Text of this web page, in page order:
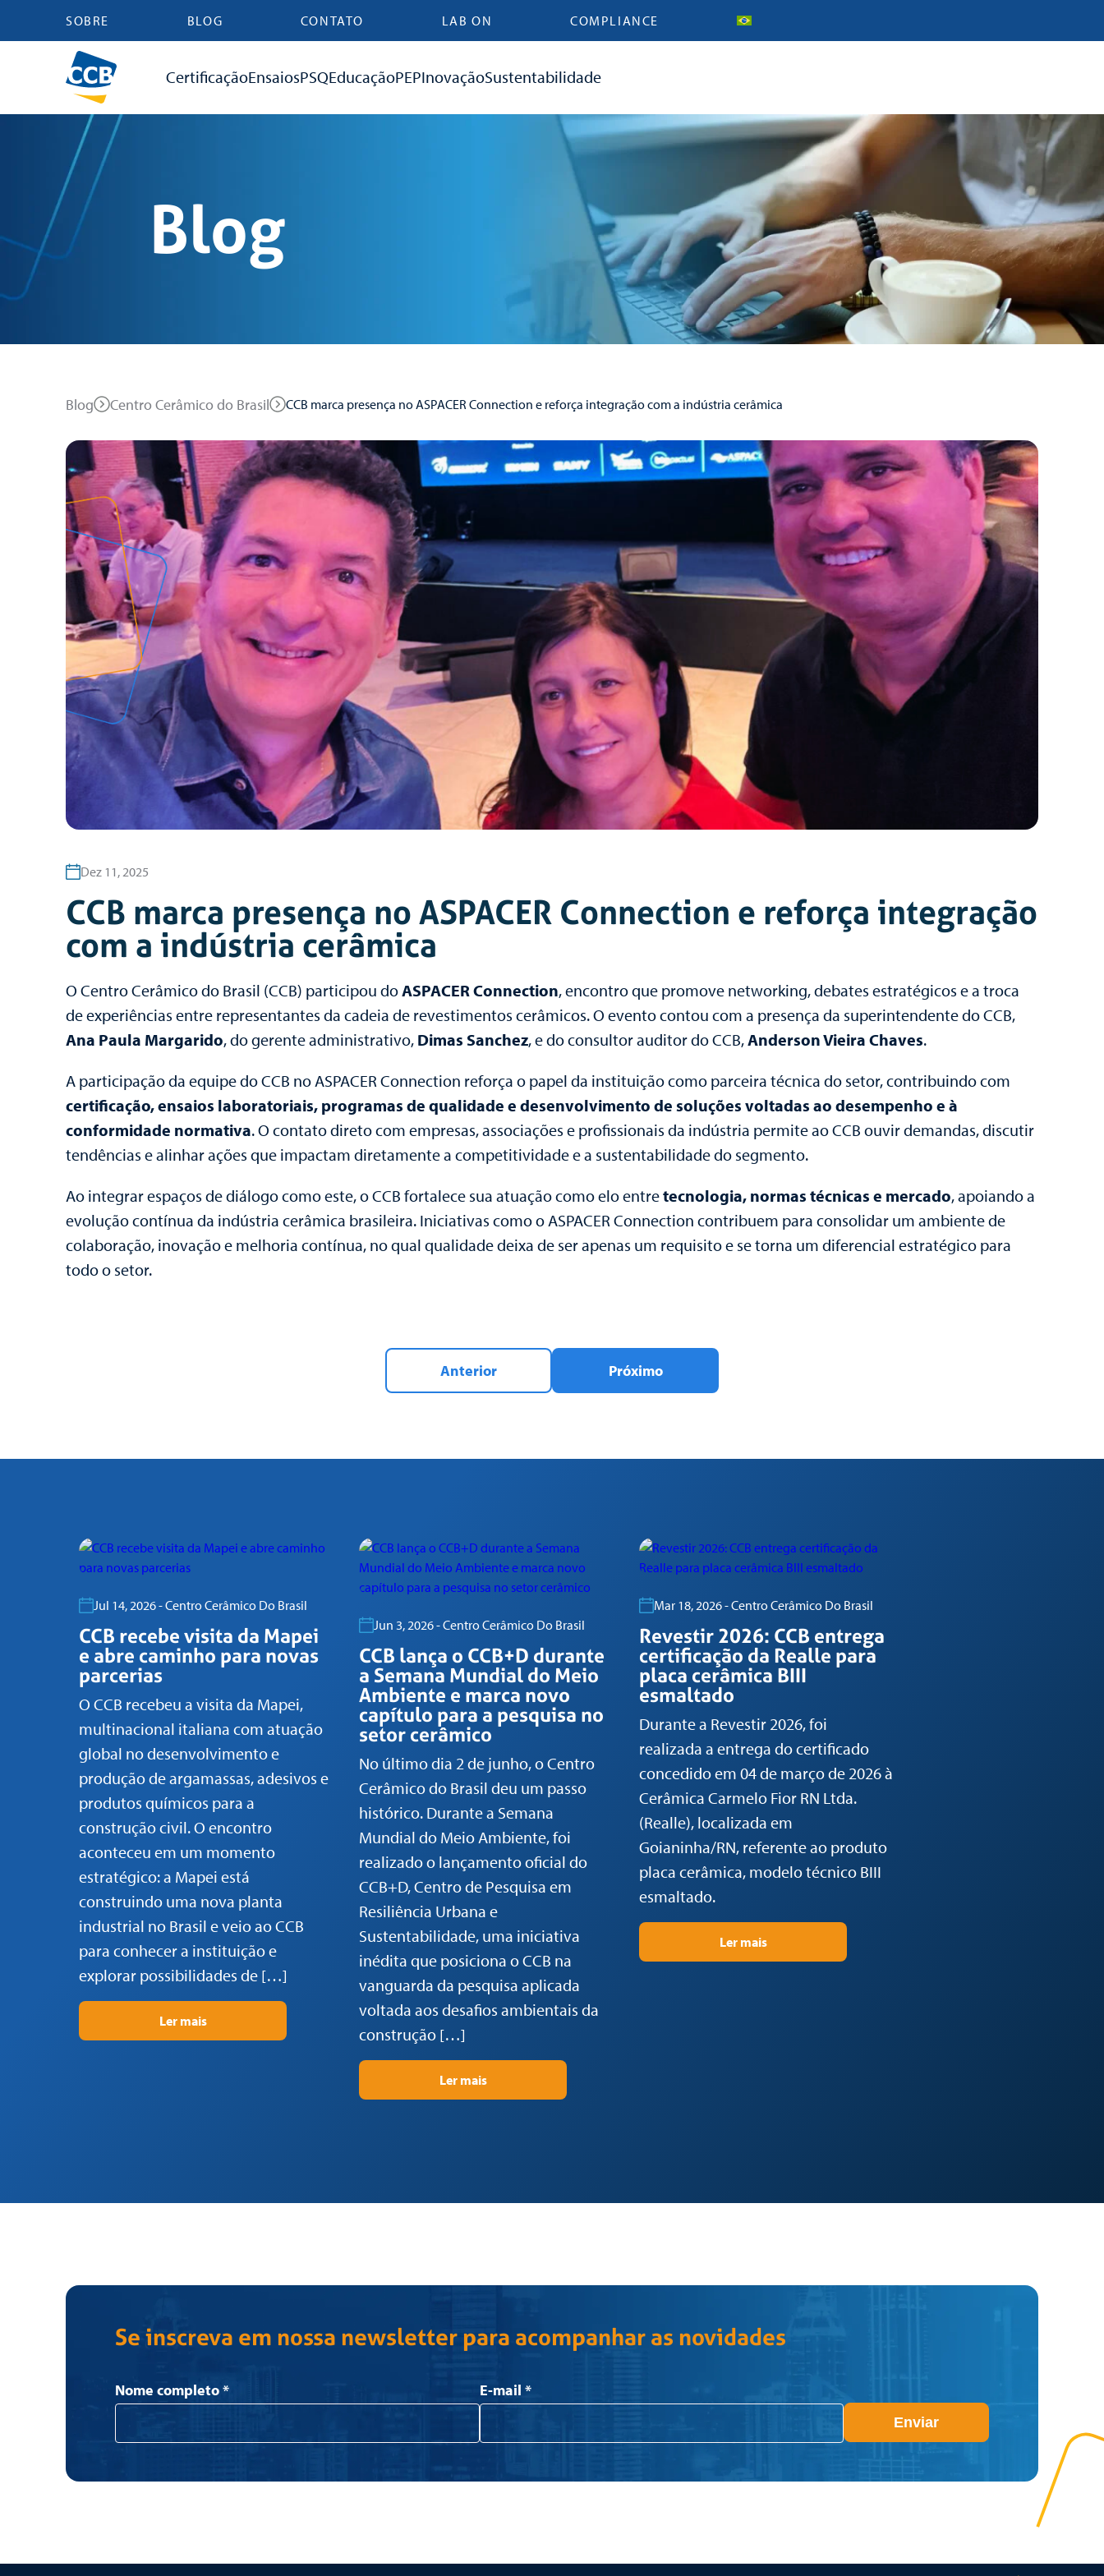
SOBRE BLOG CONTATO LAB ON COMPLIANCE
CertificaçãoEnsaiosPSQEducaçãoPEPInovaçãoSustentabilidade
Blog
Blog Centro Cerâmico do Brasil CCB marca presença no ASPACER Connection e reforça integração com a indústria cerâmica
Dez 11, 2025
CCB marca presença no ASPACER Connection e reforça integração
com a indústria cerâmica
O Centro Cerâmico do Brasil (CCB) participou doASPACER Connection, encontro que promove networking, debates estratégicos e a troca
de experiências entre representantes da cadeia de revestimentos cerâmicos. O evento contou com a presença da superintendente do CCB,
Ana Paula Margarido, do gerente administrativo, Dimas Sanchez, e do consultor auditor do CCB,Anderson Vieira Chaves.
A participação da equipe do CCB no ASPACER Connection reforça o papel da instituição como parceira técnica do setor, contribuindo com
certificação, ensaios laboratoriais, programas de qualidade e desenvolvimento de soluções voltadas ao desempenho e à
conformidade normativa. O contato direto com empresas, associações e profissionais da indústria permite ao CCB ouvir demandas, discutir
tendências e alinhar ações que impactam diretamente a competitividade e a sustentabilidade do segmento.
Ao integrar espaços de diálogo como este, o CCB fortalece sua atuação como elo entretecnologia, normas técnicas e mercado, apoiando a
evolução contínua da indústria cerâmica brasileira. Iniciativas como o ASPACER Connection contribuem para consolidar um ambiente de
colaboração, inovação e melhoria contínua, no qual qualidade deixa de ser apenas um requisito e se torna um diferencial estratégico para
todo o setor.
Anterior Próximo
Jul 14, 2026 - Centro Cerâmico Do Brasil
CCB recebe visita da Mapei
e abre caminho para novas
parcerias
O CCB recebeu a visita da Mapei,
multinacional italiana com atuação
global no desenvolvimento e
produção de argamassas, adesivos e
produtos químicos para a
construção civil. O encontro
aconteceu em um momento
estratégico: a Mapei está
construindo uma nova planta
industrial no Brasil e veio ao CCB
para conhecer a instituição e
explorar possibilidades de […]
Ler mais
Jun 3, 2026 - Centro Cerâmico Do Brasil
CCB lança o CCB+D durante
a Semana Mundial do Meio
Ambiente e marca novo
capítulo para a pesquisa no
setor cerâmico
No último dia 2 de junho, o Centro
Cerâmico do Brasil deu um passo
histórico. Durante a Semana
Mundial do Meio Ambiente, foi
realizado o lançamento oficial do
CCB+D, Centro de Pesquisa em
Resiliência Urbana e
Sustentabilidade, uma iniciativa
inédita que posiciona o CCB na
vanguarda da pesquisa aplicada
voltada aos desafios ambientais da
construção […]
Ler mais
Mar 18, 2026 - Centro Cerâmico Do Brasil
Revestir 2026: CCB entrega
certificação da Realle para
placa cerâmica BIII
esmaltado
Durante a Revestir 2026, foi
realizada a entrega do certificado
concedido em 04 de março de 2026 à
Cerâmica Carmelo Fior RN Ltda.
(Realle), localizada em
Goianinha/RN, referente ao produto
placa cerâmica, modelo técnico BIII
esmaltado.
Ler mais
Se inscreva em nossa newsletter para acompanhar as novidades
Newsletter
Nome completo* E-mail *
Enviar